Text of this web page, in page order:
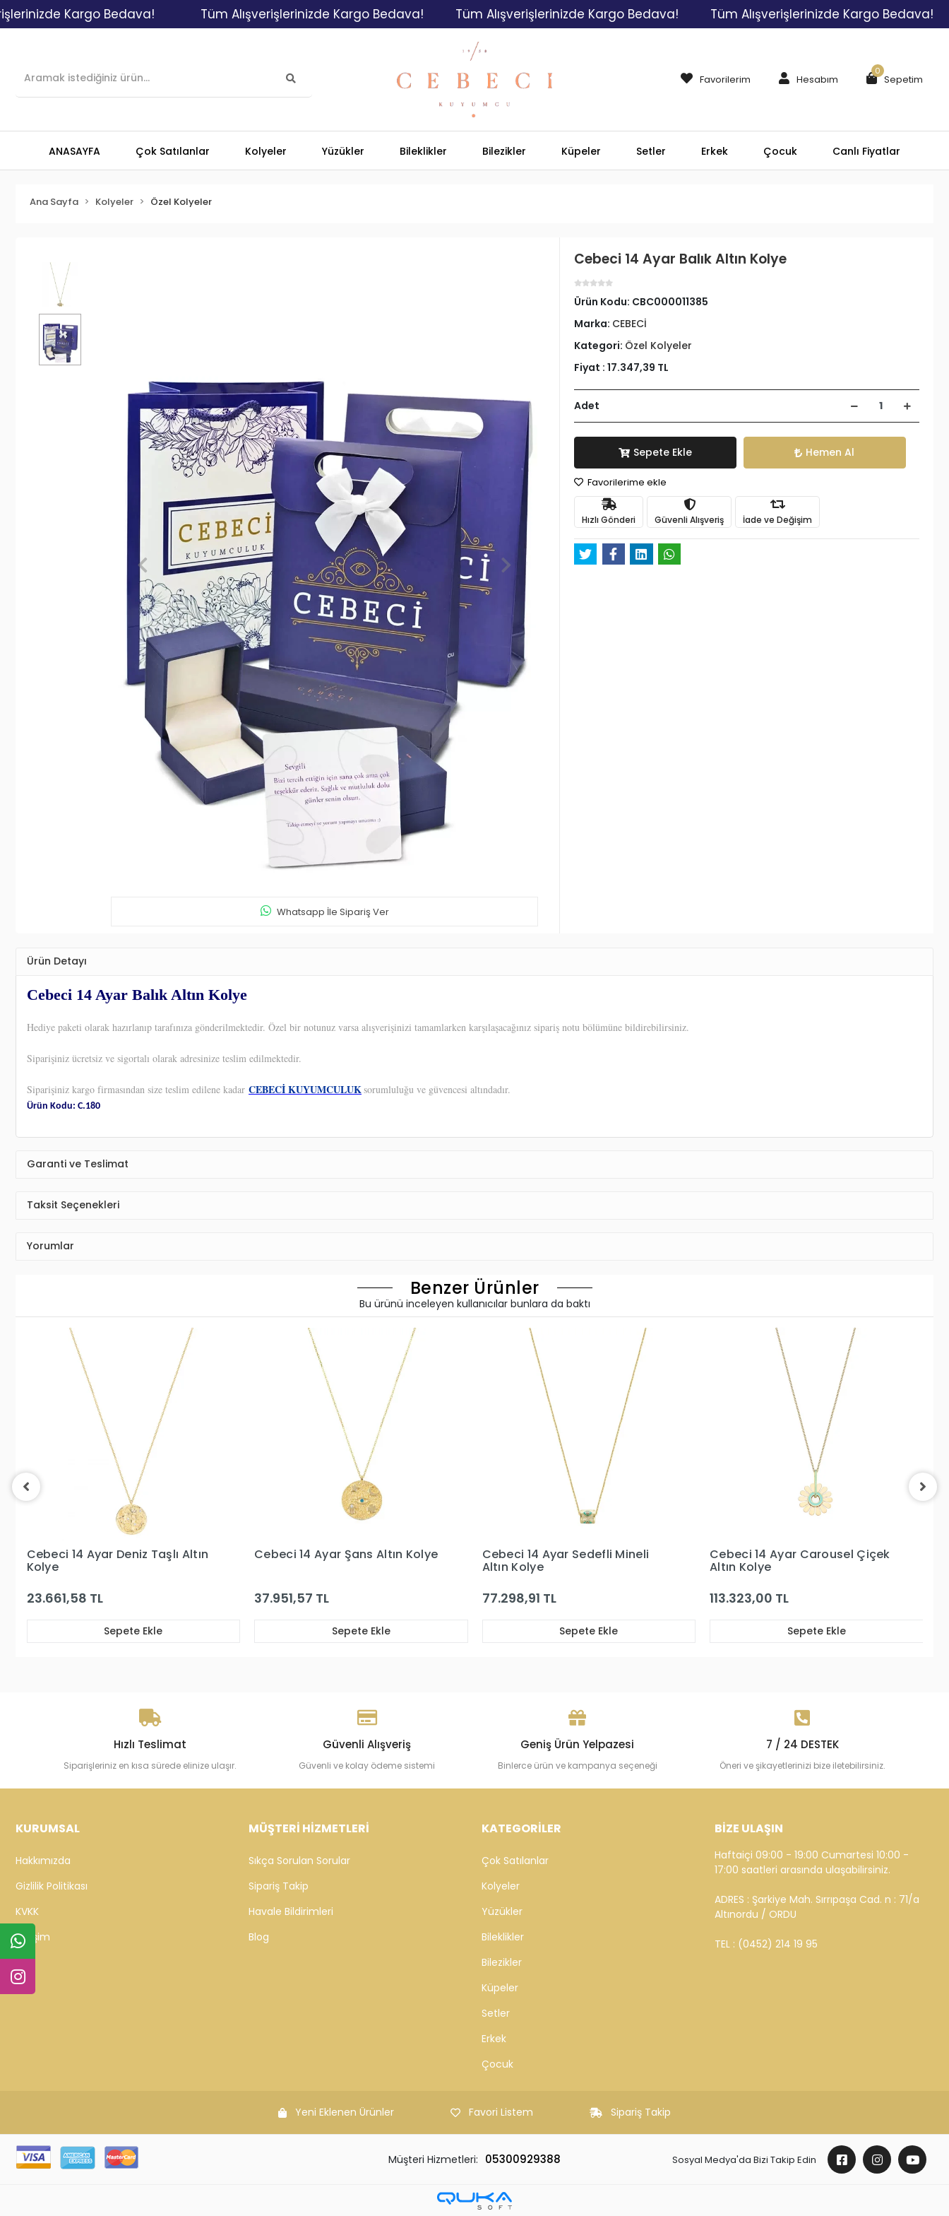
Kargo Bedava! Tüm Alışverişlerinizde Kargo Bedava! Tüm Alışverişlerinizde Kargo Bedava! Tüm Alışverişlerinizde Kargo Bedava!
Favorilerim Hesabım Sepetim
0
ANASAYFA Çok Satılanlar Kolyeler Yüzükler Bileklikler Bilezikler Küpeler Setler Erkek Çocuk Canlı Fiyatlar
Ana Sayfa Kolyeler Özel Kolyeler
Whatsapp İle Sipariş Ver
Cebeci 14 Ayar Balık Altın Kolye
Ürün Kodu: CBC000011385
Marka: CEBECİ
Kategori: Özel Kolyeler
Fiyat : 17.347,39 TL
Adet
Sepete Ekle Hemen Al
Favorilerime ekle
Hızlı Gönderi Güvenli Alışveriş İade ve Değişim
Ürün Detayı
Cebeci 14 Ayar Balık Altın Kolye
Hediye paketi olarak hazırlanıp tarafınıza gönderilmektedir. Özel bir notunuz varsa alışverişinizi tamamlarken karşılaşacağınız sipariş notu bölümüne bildirebilirsiniz.
Siparişiniz ücretsiz ve sigortalı olarak adresinize teslim edilmektedir.
Siparişiniz kargo firmasından size teslim edilene kadar CEBECİ KUYUMCULUKsorumluluğu ve güvencesi altındadır.
Ürün Kodu: C.180
Garanti ve Teslimat
Taksit Seçenekleri
Yorumlar
Benzer Ürünler
Bu ürünü inceleyen kullanıcılar bunlara da baktı
Cebeci 14 Ayar Şans Altın Kolye
37.951,57 TL
Sepete Ekle
Cebeci 14 Ayar Sedefli Mineli
Altın Kolye
77.298,91 TL
Sepete Ekle
Cebeci 14 Ayar Carousel Çiçek
Altın Kolye
113.323,00 TL
Sepete Ekle
Cebeci 14 Ayar Zeytin Dalı Altın
Kolye
91.057,19 TL
Sepete Ekle
Hızlı Teslimat
Siparişleriniz en kısa sürede elinize ulaşır.
Güvenli Alışveriş
Güvenli ve kolay ödeme sistemi
Geniş Ürün Yelpazesi
Binlerce ürün ve kampanya seçeneği
7 / 24 DESTEK
Öneri ve şikayetlerinizi bize iletebilirsiniz.
KURUMSAL
Hakkımızda
Gizlilik Politikası
KVKK
İletişim
MÜŞTERİ HİZMETLERİ
Sıkça Sorulan Sorular
Sipariş Takip
Havale Bildirimleri
Blog
KATEGORİLER
Çok Satılanlar
Kolyeler
Yüzükler
Bileklikler
Bilezikler
Küpeler
Setler
Erkek
Çocuk
BİZE ULAŞIN
Haftaiçi 09:00 - 19:00 Cumartesi 10:00 -
17:00 saatleri arasında ulaşabilirsiniz.
ADRES : Şarkiye Mah. Sırrıpaşa Cad. n : 71/a
Altınordu / ORDU
TEL : (0452) 214 19 95
Yeni Eklenen Ürünler Favori Listem Sipariş Takip
Müşteri Hizmetleri: 05300929388 Sosyal Medya'da Bizi Takip Edin